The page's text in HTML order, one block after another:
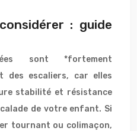
: guide
sont *fortement
des escaliers, car elles
stabilité et résistance
de votre enfant. Si
tournant ou colimaçon,